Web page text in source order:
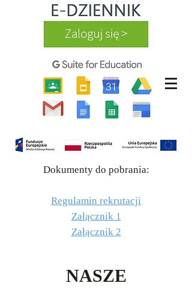
Dokumenty do pobrania:
Regulamin rekrutacji
Załącznik 1
Załącznik 2
NASZE